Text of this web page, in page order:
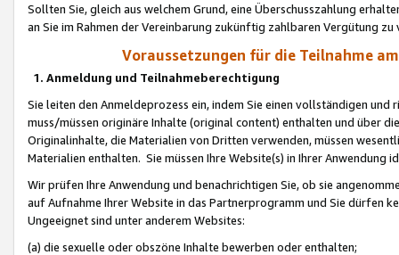
Sollten Sie, gleich aus welchem Grund, eine Überschusszahlung
an Sie im Rahmen der Vereinbarung zukünftig zahlbaren Vergütung zu
Voraussetzungen für die Teilnahme
1. Anmeldung und Teilnahmeberechtigung
Sie leiten den Anmeldeprozess ein, indem Sie einen vollständigen
muss/müssen originäre Inhalte (original content) enthalten und über
Originalinhalte, die Materialien von Dritten verwenden, müssen
Materialien enthalten. Sie müssen Ihre Website(s) in Ihrer Anwendung
Wir prüfen Ihre Anwendung und benachrichtigen Sie, ob sie
auf Aufnahme Ihrer Website in das Partnerprogramm und Sie dürfen
Ungeeignet sind unter anderem Websites:
(a) die sexuelle oder obszöne Inhalte bewerben oder enthalten;